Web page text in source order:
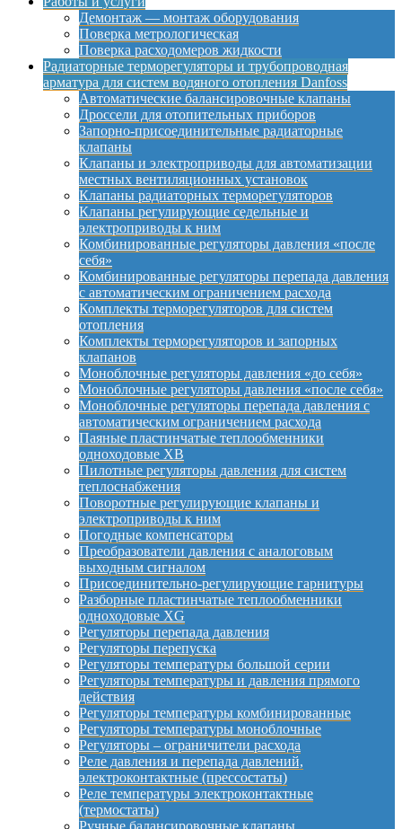
Демонтаж — монтаж оборудования
Поверка метрологическая
Поверка расходомеров жидкости
Радиаторные терморегуляторы и трубопроводная
арматура для систем водяного отопления Danfoss
Автоматические балансировочные клапаны
Дроссели для отопительных приборов
Запорно-присоединительные радиаторные
клапаны
Клапаны и электроприводы для автоматизации
местных вентиляционных установок
Клапаны радиаторных терморегуляторов
Клапаны регулирующие седельные и
электроприводы к ним
Комбинированные регуляторы давления «после
себя»
Комбинированные регуляторы перепада давления
с автоматическим ограничением расхода
Комплекты терморегуляторов для систем
отопления
Комплекты терморегуляторов и запорных
клапанов
Моноблочные регуляторы давления «до себя»
Моноблочные регуляторы давления «после себя»
Моноблочные регуляторы перепада давления с
автоматическим ограничением расхода
Паяные пластинчатые теплообменники
одноходовые XB
Пилотные регуляторы давления для систем
теплоснабжения
Поворотные регулирующие клапаны и
электроприводы к ним
Погодные компенсаторы
Преобразователи давления с аналоговым
выходным сигналом
Присоединительно-регулирующие гарнитуры
Разборные пластинчатые теплообменники
одноходовые XG
Регуляторы перепада давления
Регуляторы перепуска
Регуляторы температуры большой серии
Регуляторы температуры и давления прямого
действия
Регуляторы температуры комбинированные
Регуляторы температуры моноблочные
Регуляторы – ограничители расхода
Реле давления и перепада давлений,
электроконтактные (прессостаты)
Реле температуры электроконтактные
(термостаты)
Ручные балансировочные клапаны